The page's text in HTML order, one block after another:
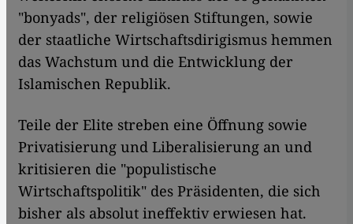
"bonyads", der religiösen Stiftungen, sowie
der staatliche Wirtschaftsdirigismus hemmen
das Wachstum und die Entwicklung der
Islamischen Republik.
Teile der Elite streben eine Öffnung sowie
Privatisierung und Liberalisierung an und
kritisieren die "populistische
Wirtschaftspolitik" des Präsidenten, die sich
bisher als absolut ineffektiv erwiesen hat.